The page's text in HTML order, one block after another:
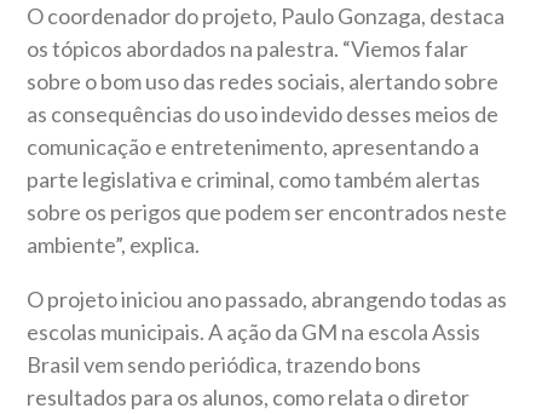
O coordenador do projeto, Paulo Gonzaga, destaca
os tópicos abordados na palestra. “Viemos falar
sobre o bom uso das redes sociais, alertando sobre
as consequências do uso indevido desses meios de
comunicação e entretenimento, apresentando a
parte legislativa e criminal, como também alertas
sobre os perigos que podem ser encontrados neste
ambiente”, explica.
O projeto iniciou ano passado, abrangendo todas as
escolas municipais. A ação da GM na escola Assis
Brasil vem sendo periódica, trazendo bons
resultados para os alunos, como relata o diretor